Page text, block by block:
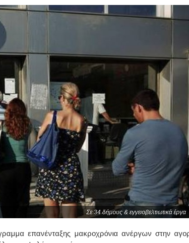
Σε 34 δήμους & εγγειοβελτιωτικά έργα
επανένταξης μακροχρόνια ανέργων στην